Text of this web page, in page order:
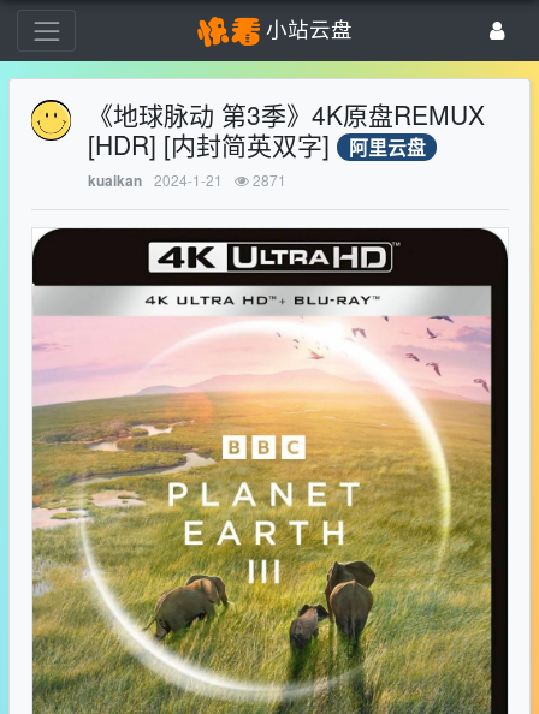
小站云盘
《地球脉动 第3季》4K原盘REMUX
[HDR] [内封简英双字] 阿里云盘
kuaikan 2024-1-21 2871